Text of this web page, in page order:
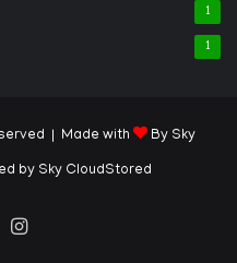
1
1
| Made with By Sky
by Sky CloudStored
Instagram